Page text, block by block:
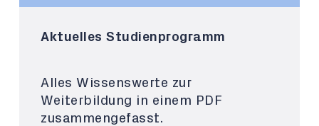
Aktuelles Studienprogramm
Alles Wissenswerte zur
Weiterbildung in einem PDF
zusammengefasst.